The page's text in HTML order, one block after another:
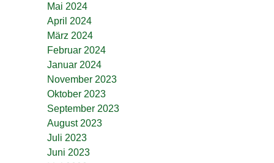
Mai 2024
April 2024
März 2024
Februar 2024
Januar 2024
November 2023
Oktober 2023
September 2023
August 2023
Juli 2023
Juni 2023